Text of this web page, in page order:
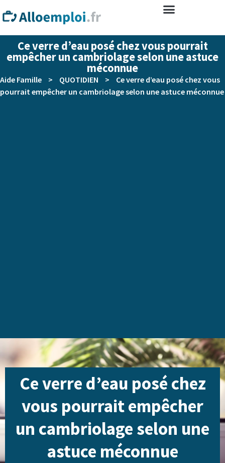
Ce verre d’eau posé chez vous pourrait
empêcher un cambriolage selon une astuce
méconnue
Aide Famille > QUOTIDIEN >
Ce verre d’eau posé chez vous
pourrait empêcher un cambriolage selon une astuce méconnue
Ce verre d’eau posé chez
vous pourrait empêcher
un cambriolage selon une
astuce méconnue